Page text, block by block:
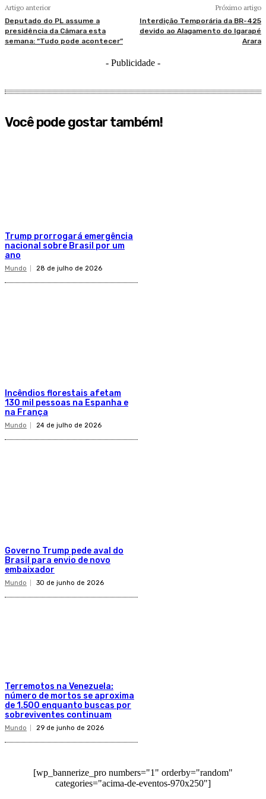
Artigo anterior
Deputado do PL assume a
presidência da Câmara esta
semana: “Tudo pode acontecer”
Próximo artigo
Interdição Temporária da BR-425
devido ao Alagamento do Igarapé
Arara
- Publicidade -
Você pode gostar também!
Trump prorrogará emergência
nacional sobre Brasil por um
ano
Mundo 28 de julho de 2026
Incêndios florestais afetam
130 mil pessoas na Espanha e
na França
Mundo 24 de julho de 2026
Governo Trump pede aval do
Brasil para envio de novo
embaixador
Mundo 30 de junho de 2026
Terremotos na Venezuela:
número de mortos se aproxima
de 1.500 enquanto buscas por
sobreviventes continuam
Mundo 29 de junho de 2026
[wp_bannerize_pro numbers="1" orderby="random"
categories="acima-de-eventos-970x250"]